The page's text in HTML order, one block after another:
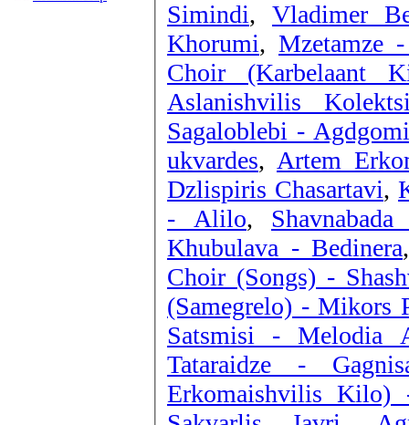
Simindi, Vladimer
Khorumi, Mzetamze
Choir (Karbelaant
Aslanishvilis
Sagaloblebi -
ukvardes, Artem
Dzlispiris Chasartavi,
- Alilo,
Khubulava - Bedinera
Choir (Songs) -
(Samegrelo) - Mikors
Satsmisi - Melodia
Tataraidze -
Erkomaishvilis